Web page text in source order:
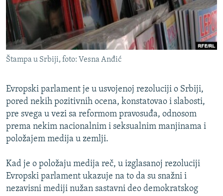
SPECIJALI RSE
VIŠE OD NASLOVA
GENOCID U SREBRENICI
POPLAVE I KLIZIŠTA U BIH 2024.
POST SCRIPTUM
MOJA EVROPA
TRI DECENIJE OD RATA U BIH
NASTANAK I RASPAD JUGOSLAVIJE
PRATITE NAS
Sve RFE/RL stranice
Štampa u Srbiji, foto: Vesna Anđić
Evropski parlament je u usvojenoj rezoluciji o Srbiji,
pored nekih pozitivnih ocena, konstatovao i slabosti,
pre svega u vezi sa reformom pravosuđa, odnosom
prema nekim nacionalnim i seksualnim manjinama i
položajem medija u zemlji.
Kad je o položaju medija reč, u izglasanoj rezoluciji
Evropski parlament ukazuje na to da su snažni i
nezavisni mediji nužan sastavni deo demokratskog